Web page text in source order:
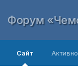
Форум
Сайт